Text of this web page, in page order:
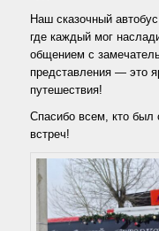
Наш сказочный
где каждый мог
общением с
представления — это
путешествия!
Спасибо всем, кто
встреч!